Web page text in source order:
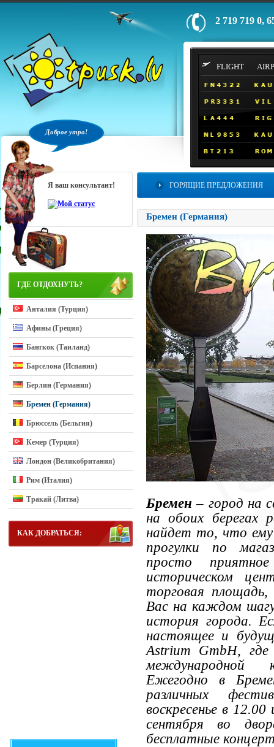
Доброе утро!
2 719 719 0,
FLIGHT
Я ваш консультант!
ГДЕ ОТДОХНУТЬ?
Анталия (Турция)
Афины (Греция)
Бангкок (Таиланд)
Барселона (Испания)
Берлин (Германия)
Бремен (Германия)
Брюссель (Бельгия)
Кемер (Турция)
Лондон (Великобритания)
Рим (Италия)
Тракай (Литва)
КАК ДОБРАТЬСЯ:
ГОРЯЩИЕ ПРЕДЛОЖЕНИЯ
Бремен (Германия)
Бремен – город на
на обоих берегах
найдет то, что ему
прогулки по
просто
историческом
торговая площадь,
Вас на каждом
история города.
настоящее и
Astrium GmbH,
международной
Ежегодно в
различных
воскресенье в
сентября во
бесплатные